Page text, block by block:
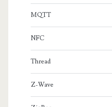
MQTT
NFC
Thread
Z-Wave